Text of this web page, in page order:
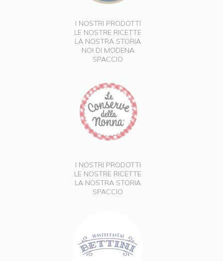
I NOSTRI PRODOTTI
LE NOSTRE RICETTE
LA NOSTRA STORIA
NOI DI MODENA
SPACCIO
I NOSTRI PRODOTTI
LE NOSTRE RICETTE
LA NOSTRA STORIA
SPACCIO